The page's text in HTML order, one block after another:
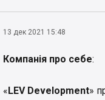
13 дек 2021 15:48
Компанія про себе:
«LEV Development»